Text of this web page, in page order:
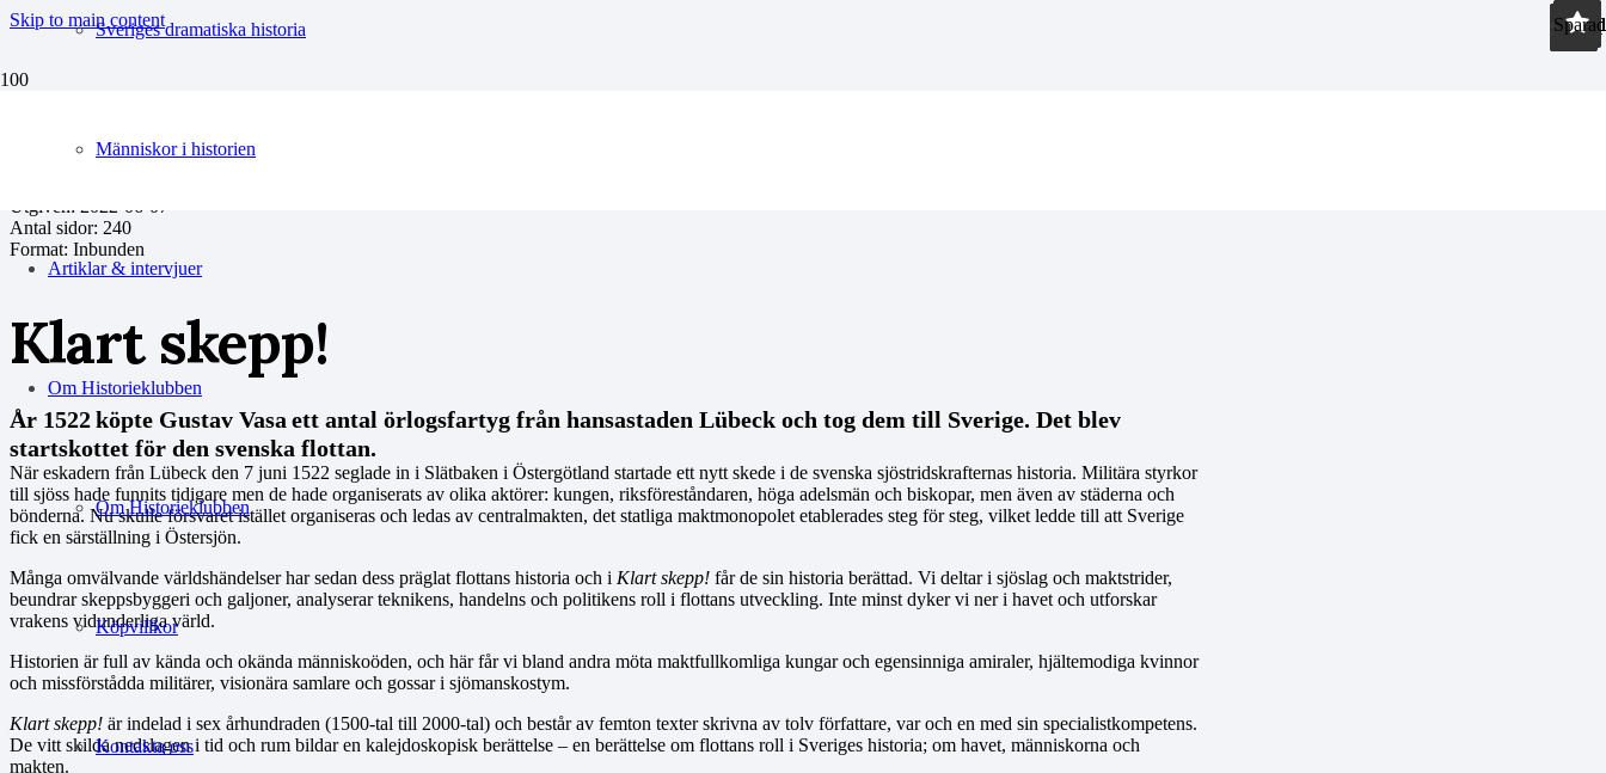
Skip to main contentSveriges dramatiska historia
Människor i historien
Artiklar & intervjuer
Om Historieklubben
Om Historieklubben
Köpvillkor
Kontakta oss
Författare: Ann Pålsson (red)
Utgiven: 2022-06-07
Antal sidor: 240
Format: Inbunden
Klart skepp!
År 1522 köpte Gustav Vasa ett antal örlogsfartyg från hansastaden Lübeck och tog dem till Sverige. Det blev
startskottet för den svenska flottan.
När eskadern från Lübeck den 7 juni 1522 seglade in i Slätbaken i Östergötland startade ett nytt skede i de svenska sjöstridskrafternas historia. Militära styrkor
till sjöss hade funnits tidigare men de hade organiserats av olika aktörer: kungen, riksföreståndaren, höga adelsmän och biskopar, men även av städerna och
bönderna. Nu skulle försvaret istället organiseras och ledas av centralmakten, det statliga maktmonopolet etablerades steg för steg, vilket ledde till att Sverige
fick en särställning i Östersjön.
Många omvälvande världshändelser har sedan dess präglat flottans historia och i Klart skepp! får de sin historia berättad. Vi deltar i sjöslag och maktstrider,
beundrar skeppsbyggeri och galjoner, analyserar teknikens, handelns och politikens roll i flottans utveckling. Inte minst dyker vi ner i havet och utforskar
vrakens vidunderliga värld.
Historien är full av kända och okända människoöden, och här får vi bland andra möta maktfullkomliga kungar och egensinniga amiraler, hjältemodiga kvinnor
och missförstådda militärer, visionära samlare och gossar i sjömanskostym.
Klart skepp! är indelad i sex århundraden (1500-tal till 2000-tal) och består av femton texter skrivna av tolv författare, var och en med sin specialistkompetens.
De vitt skilda nedslagen i tid och rum bildar en kalejdoskopisk berättelse – en berättelse om flottans roll i Sveriges historia; om havet, människorna och
makten.
Sparad
Sparad
Sparad
Sparad
Sparad
Sparad
Sparad
Sparad
Sparad
Sparad
Sparad